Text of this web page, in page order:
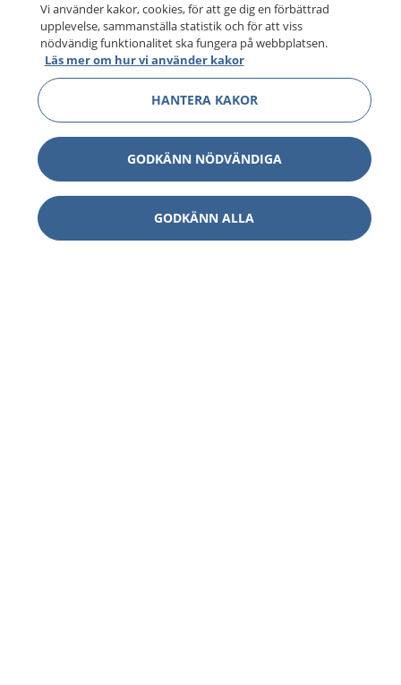
Vi använder kakor, cookies, för att ge dig en förbättrad
upplevelse, sammanställa statistik och för att viss
nödvändig funktionalitet ska fungera på webbplatsen.
Läs mer om hur vi använder kakor
HANTERA KAKOR
GODKÄNN NÖDVÄNDIGA
GODKÄNN ALLA